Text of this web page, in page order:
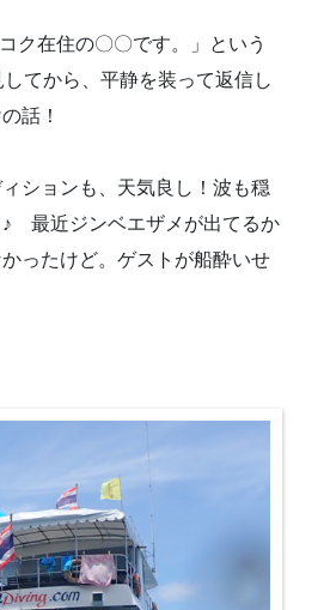
ク在住の〇〇です。」という
てから、平静を装って返信し
話！
ションも、天気良し！波も穏
♪ 最近ジンベエザメが出てるか
ったけど。ゲストが船酔いせ